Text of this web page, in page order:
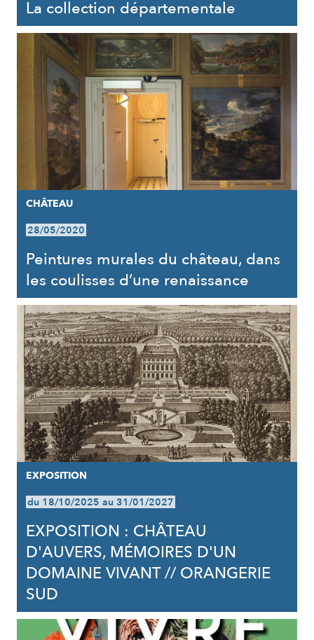
La collection départementale
CHÂTEAU
28/05/2020
Peintures murales du château, dans
les coulisses d’une renaissance
EXPOSITION
du 18/10/2025 au 31/01/2027
EXPOSITION : CHÂTEAU
D'AUVERS, MÉMOIRES D'UN
DOMAINE VIVANT // ORANGERIE
SUD